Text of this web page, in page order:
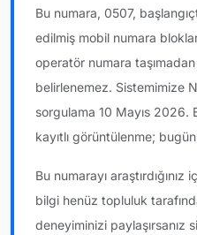
Bu numara, 0507,
edilmiş mobil numara
operatör numara
belirlenemez. Sistemimize
sorgulama 10 Mayıs 2026.
kayıtlı görüntülenme; bugün
Bu numarayı araştırdığınız
bilgi henüz topluluk
deneyiminizi paylaşırsanız